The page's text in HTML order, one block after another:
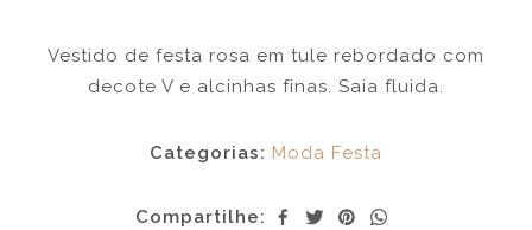
Vestido de festa rosa em tule rebordado com
decote V e alcinhas finas. Saia fluida.
Categorias: Moda Festa
Compartilhe: